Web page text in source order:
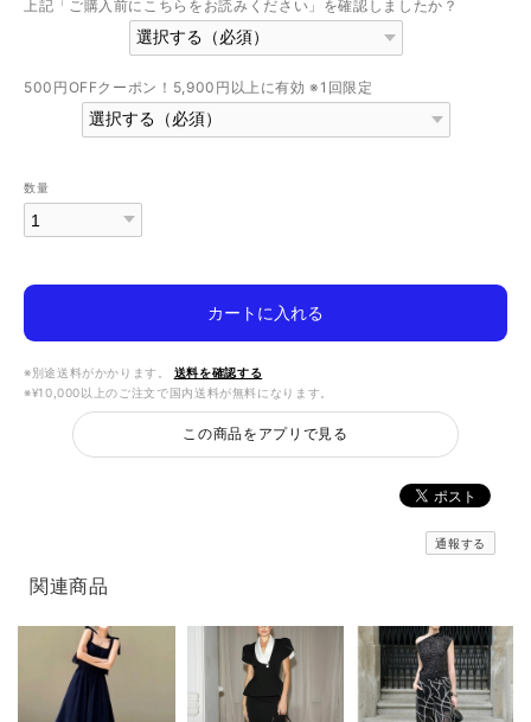
上記「ご購入前にこちらをお読みください」を確認しましたか？
500円OFFクーポン！5,900円以上に有効 ※1回限定
数量
カートに入れる
※別途送料がかかります。
送料を確認する
※¥10,000以上のご注文で国内送料が無料になります。
この商品をアプリで見る
通報する
関連商品